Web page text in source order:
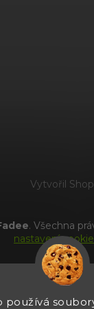
používá
Vytvořil
. Všechna
nastavení